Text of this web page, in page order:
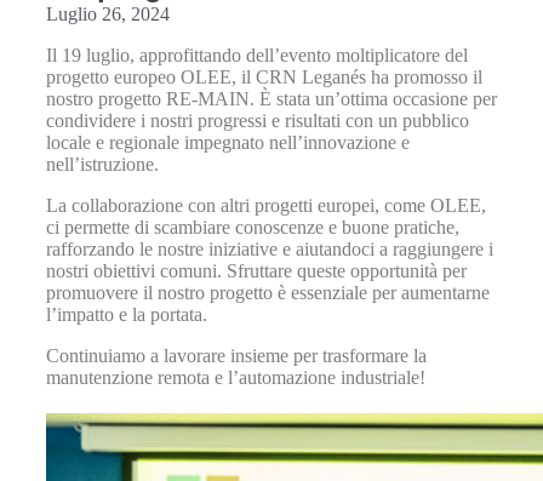
Luglio 26, 2024
Il 19 luglio, approfittando dell’evento moltiplicatore del
progetto europeo OLEE, il CRN Leganés ha promosso il
nostro progetto RE-MAIN. È stata un’ottima occasione per
condividere i nostri progressi e risultati con un pubblico
locale e regionale impegnato nell’innovazione e
nell’istruzione.
La collaborazione con altri progetti europei, come OLEE,
ci permette di scambiare conoscenze e buone pratiche,
rafforzando le nostre iniziative e aiutandoci a raggiungere i
nostri obiettivi comuni. Sfruttare queste opportunità per
promuovere il nostro progetto è essenziale per aumentarne
l’impatto e la portata.
Continuiamo a lavorare insieme per trasformare la
manutenzione remota e l’automazione industriale!